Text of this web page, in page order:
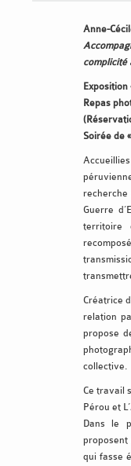
Anne-
complicité
Exposition
Repas
Soirée de
Guerre
territoire
Créatrice
relation
propose
collective.
Ce travail
Pérou et
Dans le
proposent
qui fasse